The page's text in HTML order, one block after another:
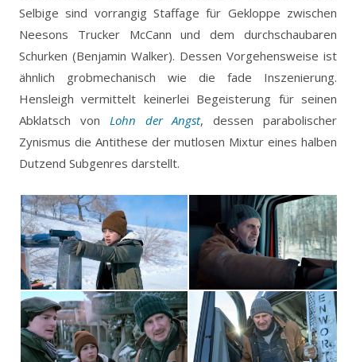
Selbige sind vorrangig Staffage für Gekloppe zwischen
Neesons Trucker McCann und dem durchschaubaren
Schurken (Benjamin Walker). Dessen Vorgehensweise ist
ähnlich grobmechanisch wie die fade Inszenierung.
Hensleigh vermittelt keinerlei Begeisterung für seinen
Abklatsch von Lohn der Angst, dessen parabolischer
Zynismus die Antithese der mutlosen Mixtur eines halben
Dutzend Subgenres darstellt.